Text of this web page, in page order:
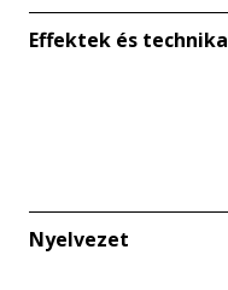
Effektek és technika
Nyelvezet